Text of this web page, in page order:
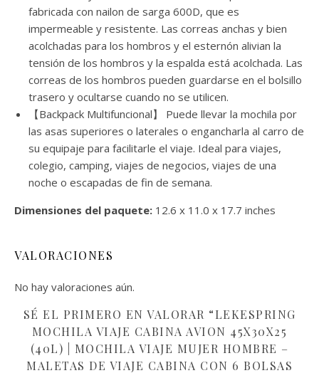
fabricada con nailon de sarga 600D, que es
impermeable y resistente. Las correas anchas y bien
acolchadas para los hombros y el esternón alivian la
tensión de los hombros y la espalda está acolchada. Las
correas de los hombros pueden guardarse en el bolsillo
trasero y ocultarse cuando no se utilicen.
【Backpack Multifuncional】 Puede llevar la mochila por
las asas superiores o laterales o engancharla al carro de
su equipaje para facilitarle el viaje. Ideal para viajes,
colegio, camping, viajes de negocios, viajes de una
noche o escapadas de fin de semana.
Dimensiones del paquete: 12.6 x 11.0 x 17.7 inches
VALORACIONES
No hay valoraciones aún.
SÉ EL PRIMERO EN VALORAR “LEKESPRING
MOCHILA VIAJE CABINA AVION 45X30X25
(40L) | MOCHILA VIAJE MUJER HOMBRE –
MALETAS DE VIAJE CABINA CON 6 BOLSAS